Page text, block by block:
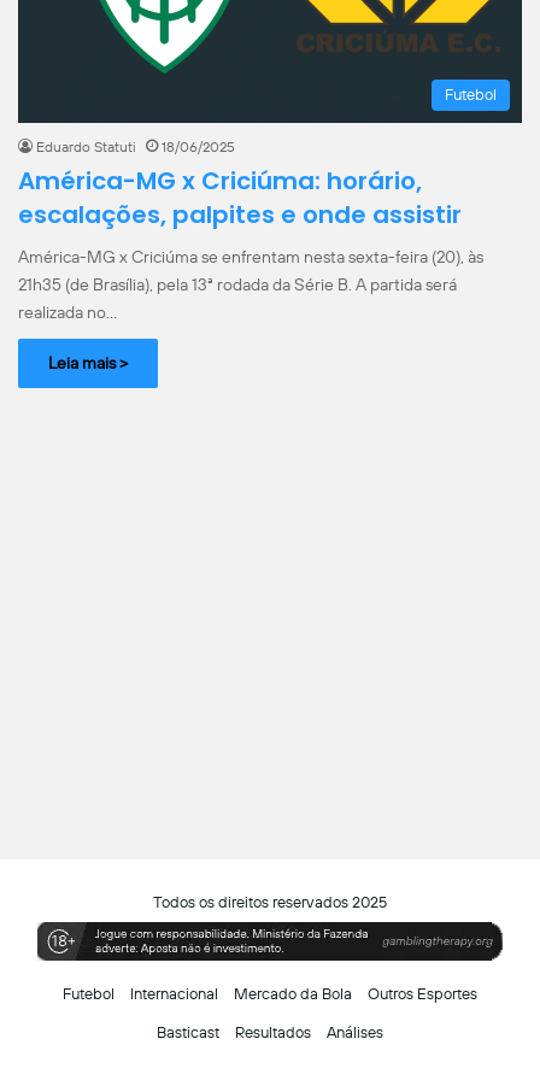
Futebol
Eduardo Statuti 18/06/2025
América-MG x Criciúma: horário,
escalações, palpites e onde assistir
América-MG x Criciúma se enfrentam nesta sexta-feira (20), às
21h35 (de Brasília), pela 13ª rodada da Série B. A partida será
realizada no…
Leia mais >
Todos os direitos reservados 2025
Futebol Internacional Mercado da Bola Outros Esportes
Basticast Resultados Análises